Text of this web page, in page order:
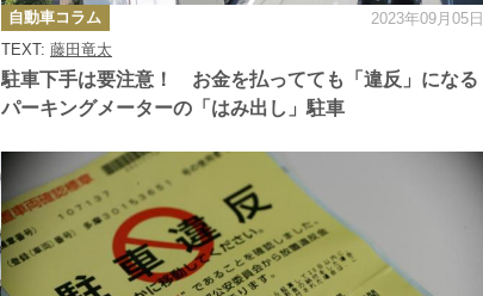
駐車下手は要注意！ お金を払ってても「違反」になる
パーキングメーターの「はみ出し」駐車
TEXT: 藤田竜太
カ
テ
ゴ
リ
ー
自動車コラム 2023年09月05日